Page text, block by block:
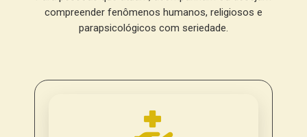
compreender fenômenos humanos, religiosos e
parapsicológicos com seriedade.